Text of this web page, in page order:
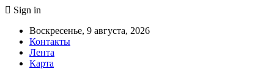
Sign in
Воскресенье, 9 августа, 2026
Контакты
Лента
Карта